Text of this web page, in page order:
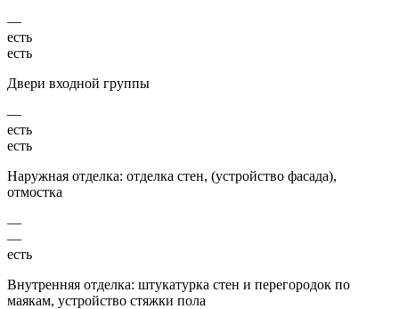
—
есть
есть
Двери входной группы
—
есть
есть
Наружная отделка: отделка стен, (устройство фасада),
отмостка
—
—
есть
Внутренняя отделка: штукатурка стен и перегородок по
маякам, устройство стяжки пола